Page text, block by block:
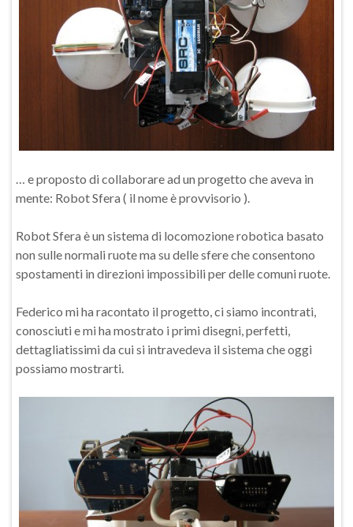
… e proposto di collaborare ad un progetto che aveva in
mente: Robot Sfera ( il nome è provvisorio ).
Robot Sfera è un sistema di locomozione robotica basato
non sulle normali ruote ma su delle sfere che consentono
spostamenti in direzioni impossibili per delle comuni ruote.
Federico mi ha racontato il progetto, ci siamo incontrati,
conosciuti e mi ha mostrato i primi disegni, perfetti,
dettagliatissimi da cui si intravedeva il sistema che oggi
possiamo mostrarti.